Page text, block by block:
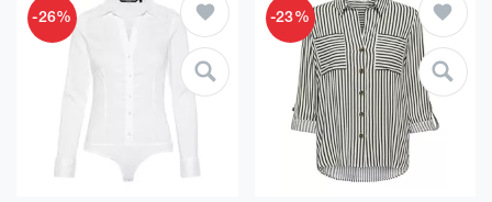
-26% -23%